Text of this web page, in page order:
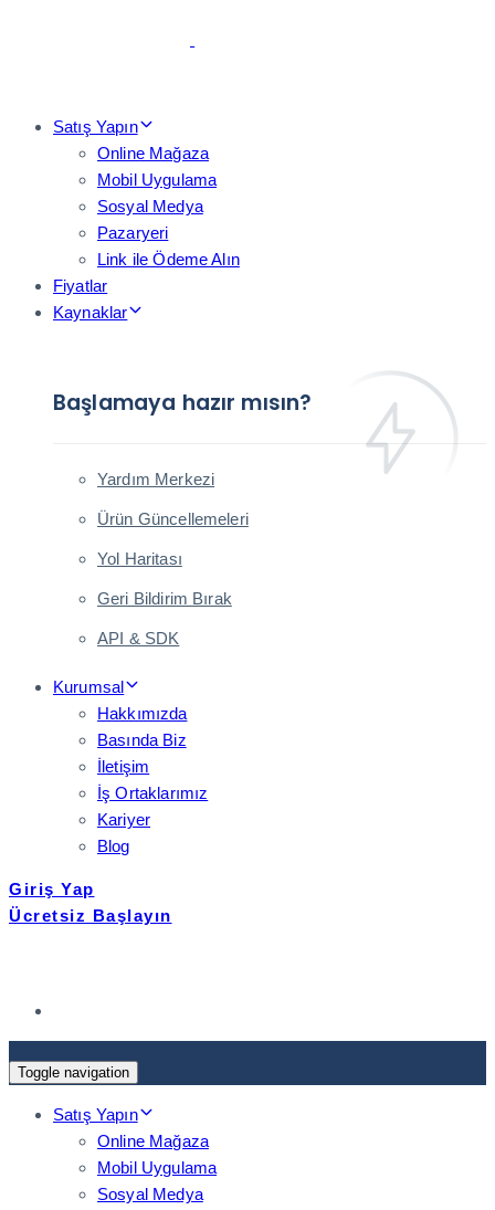
Skip
Satış Yapın
Online Mağaza
Mobil Uygulama
Sosyal Medya
Pazaryeri
Link ile Ödeme Alın
Fiyatlar
Kaynaklar
Başlamaya hazır mısın?
Yardım Merkezi
Ürün Güncellemeleri
Yol Haritası
Geri Bildirim Bırak
API & SDK
Kurumsal
Hakkımızda
Basında Biz
İletişim
İş Ortaklarımız
Kariyer
Blog
Giriş Yap
Ücretsiz Başlayın
Toggle navigation
Satış Yapın
Online Mağaza
Mobil Uygulama
Sosyal Medya